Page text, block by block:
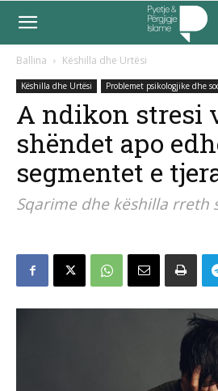
Ballina Këshilla dhe Urtësi
Këshilla dhe Urtësi Problemet psikologjike dhe
A ndikon stresi
shëndet apo
segmentet e
Sqarime dhe këshilla rreth